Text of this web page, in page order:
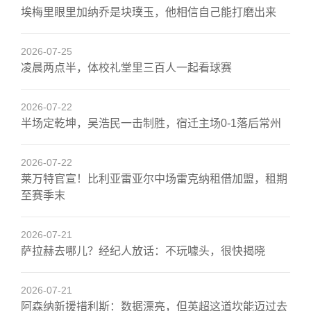
埃梅里眼里加纳乔是块璞玉，他相信自己能打磨出来
2026-07-25
凌晨两点半，体校礼堂里三百人一起看球赛
2026-07-22
半场定乾坤，吴浩民一击制胜，宿迁主场0-1落后常州
2026-07-22
莱万特官宣！比利亚雷亚尔中场雷克纳租借加盟，租期
至赛季末
2026-07-21
萨拉赫去哪儿？经纪人放话：不玩噱头，很快揭晓
2026-07-21
阿森纳新援措利斯：数据漂亮，但英超这道坎能迈过去